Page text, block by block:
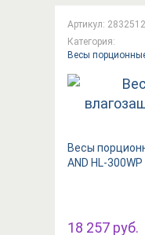
Артикул:
Категория:
Весы
Вeсы
AND HL-300WP
18 257 руб.